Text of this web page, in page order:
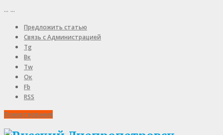
... ...
Предложить статью
Связь с Администрацией
Tg
Вк
Tw
Ок
Fb
RSS
Пожертвования